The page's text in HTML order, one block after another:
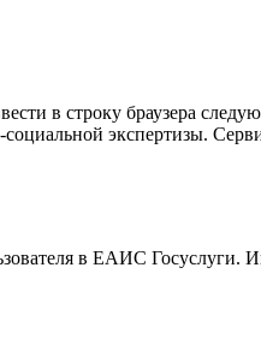
в строку браузера
экспертизы.
в ЕАИС Госуслуги.